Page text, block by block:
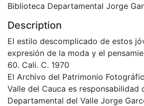
Biblioteca Departamental Jorge
Description
El estilo descomplicado de estos
expresión de la moda y el
60. Cali. C. 1970
El Archivo del Patrimonio
Valle del Cauca es responsabilidad
Departamental del Valle Jorge